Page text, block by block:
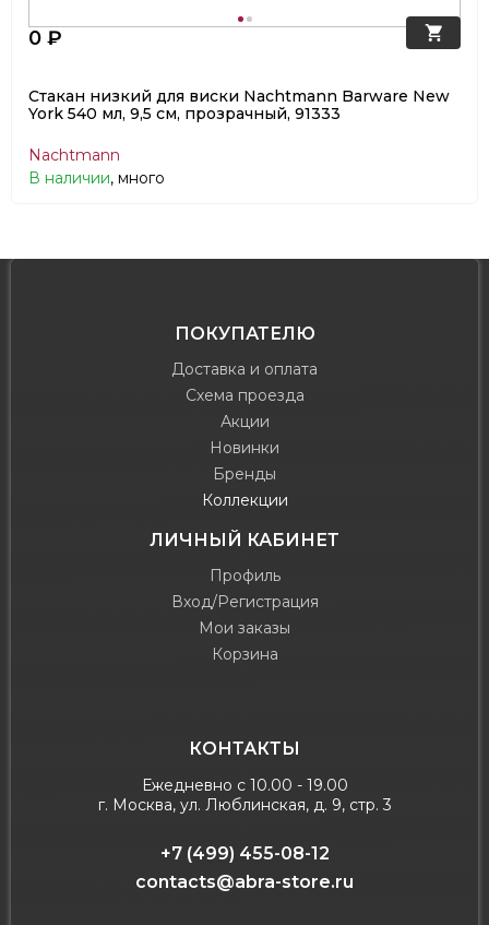
0 ₽
Стакан низкий для виски Nachtmann Barware New
York 540 мл, 9,5 см, прозрачный, 91333
Nachtmann
В наличии, много
ПОКУПАТЕЛЮ
Доставка и оплата
Схема проезда
Акции
Новинки
Бренды
Коллекции
ЛИЧНЫЙ КАБИНЕТ
Профиль
Вход/Регистрация
Мои заказы
Корзина
КОНТАКТЫ
Ежедневно с 10.00 - 19.00
г. Москва, ул. Люблинская, д. 9, стр. 3
+7 (499) 455-08-12
contacts@abra-store.ru